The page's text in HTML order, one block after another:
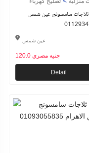
ثلاجات سامسونج عين شمس
عين شمس
120.0 جنيه مصري
Detail